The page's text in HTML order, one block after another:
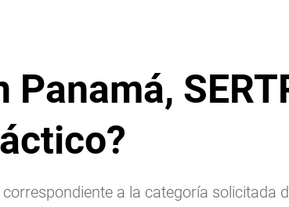
a la categoría solicitada